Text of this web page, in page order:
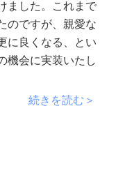
ました。これまで
のですが、親愛な
に良くなる、とい
機会に実装いたし
続きを読む＞